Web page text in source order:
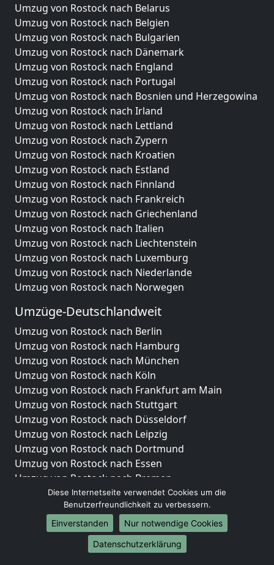
Umzug von Rostock nach Belarus
Umzug von Rostock nach Belgien
Umzug von Rostock nach Bulgarien
Umzug von Rostock nach Dänemark
Umzug von Rostock nach England
Umzug von Rostock nach Portugal
Umzug von Rostock nach Bosnien und Herzegowina
Umzug von Rostock nach Irland
Umzug von Rostock nach Lettland
Umzug von Rostock nach Zypern
Umzug von Rostock nach Kroatien
Umzug von Rostock nach Estland
Umzug von Rostock nach Finnland
Umzug von Rostock nach Frankreich
Umzug von Rostock nach Griechenland
Umzug von Rostock nach Italien
Umzug von Rostock nach Liechtenstein
Umzug von Rostock nach Luxemburg
Umzug von Rostock nach Niederlande
Umzug von Rostock nach Norwegen
Umzüge-Deutschlandweit
Umzug von Rostock nach Berlin
Umzug von Rostock nach Hamburg
Umzug von Rostock nach München
Umzug von Rostock nach Köln
Umzug von Rostock nach Frankfurt am Main
Umzug von Rostock nach Stuttgart
Umzug von Rostock nach Düsseldorf
Umzug von Rostock nach Leipzig
Umzug von Rostock nach Dortmund
Umzug von Rostock nach Essen
Umzug von Rostock nach Bremen
Umzug von Rostock nach Dresden
Umzug von Rostock nach Hannover
Umzug von Rostock nach Nürnberg
Umzug von Rostock nach Duisburg
Umzug von Rostock nach Bochum
Diese Internetseite verwendet Cookies um die
Benutzerfreundlichkeit zu verbessern.
Einverstanden
Nur notwendige Cookies
Datenschutzerklärung